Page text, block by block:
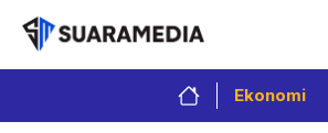
Langsung
isi
Ekonomi